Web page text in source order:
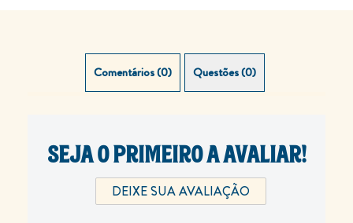
Comentários (0) Questões (0)
SEJA O PRIMEIRO A AVALIAR!
DEIXE SUA AVALIAÇÃO